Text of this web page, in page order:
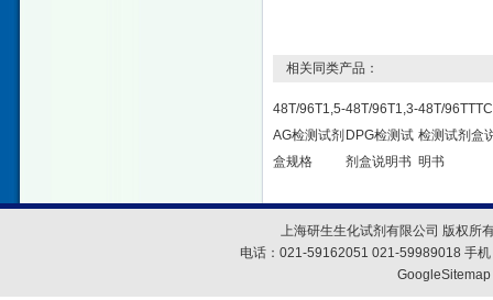
相关同类产品：
48T/96T1,5-
AG检测试剂
盒规格
48T/96T1,3-
DPG检测试
剂盒说明书
48T/
检测试剂盒
明书
上海研生生化试剂有限公司 版权所
电话：021-59162051 021-59989018 手
GoogleSitemap